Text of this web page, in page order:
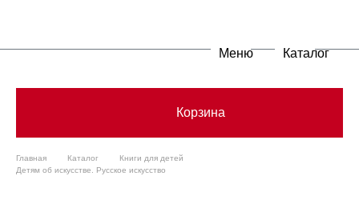
Меню Каталог
Корзина
Главная Каталог
Книги для детей
Детям об искусстве. Русское искусство